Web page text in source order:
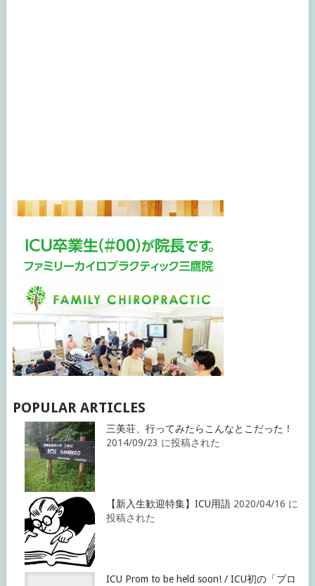
POPULAR ARTICLES
三美荘、行ってみたらこんなとこだった！
2014/09/23 に投稿された
【新入生歓迎特集】ICU用語 2020/04/16 に
投稿された
ICU Prom to be held soon! / ICU初の「プロ